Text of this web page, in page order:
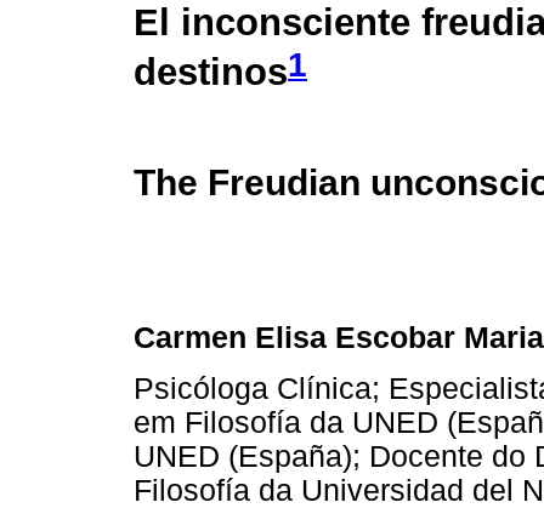
El inconsciente
destinos1
The Freudian
Carmen Elisa Escobar Maria
Psicóloga Clínica;
em Filosofía da UNED
UNED (España); Docente do
Filosofía da Universidad del